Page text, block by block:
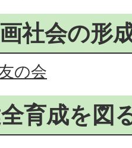
社会の形
の会
育成を図